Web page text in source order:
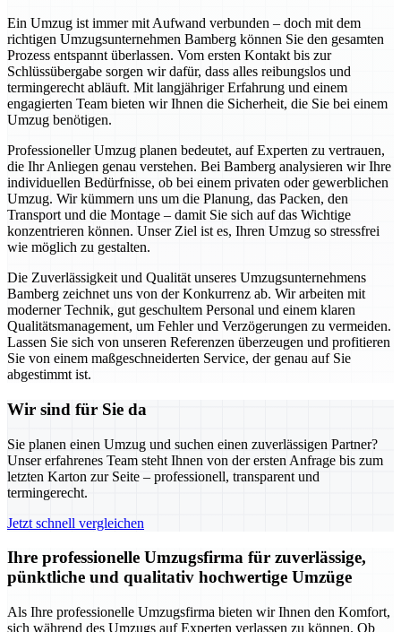
Ein Umzug ist immer mit Aufwand verbunden – doch mit dem
richtigen Umzugsunternehmen Bamberg können Sie den gesamten
Prozess entspannt überlassen. Vom ersten Kontakt bis zur
Schlüssübergabe sorgen wir dafür, dass alles reibungslos und
termingerecht abläuft. Mit langjähriger Erfahrung und einem
engagierten Team bieten wir Ihnen die Sicherheit, die Sie bei einem
Umzug benötigen.
Professioneller Umzug planen bedeutet, auf Experten zu vertrauen,
die Ihr Anliegen genau verstehen. Bei Bamberg analysieren wir Ihre
individuellen Bedürfnisse, ob bei einem privaten oder gewerblichen
Umzug. Wir kümmern uns um die Planung, das Packen, den
Transport und die Montage – damit Sie sich auf das Wichtige
konzentrieren können. Unser Ziel ist es, Ihren Umzug so stressfrei
wie möglich zu gestalten.
Die Zuverlässigkeit und Qualität unseres Umzugsunternehmens
Bamberg zeichnet uns von der Konkurrenz ab. Wir arbeiten mit
moderner Technik, gut geschultem Personal und einem klaren
Qualitätsmanagement, um Fehler und Verzögerungen zu vermeiden.
Lassen Sie sich von unseren Referenzen überzeugen und profitieren
Sie von einem maßgeschneiderten Service, der genau auf Sie
abgestimmt ist.
Wir sind für Sie da
Sie planen einen Umzug und suchen einen zuverlässigen Partner?
Unser erfahrenes Team steht Ihnen von der ersten Anfrage bis zum
letzten Karton zur Seite – professionell, transparent und
termingerecht.
Jetzt schnell vergleichen
Ihre professionelle Umzugsfirma für zuverlässige,
pünktliche und qualitativ hochwertige Umzüge
Als Ihre professionelle Umzugsfirma bieten wir Ihnen den Komfort,
sich während des Umzugs auf Experten verlassen zu können. Ob